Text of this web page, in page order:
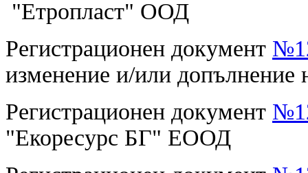
"Етропласт" ООД
Регистрационен документ
изменение и/или допълнение
Регистрационен документ
"Екоресурс БГ" ЕООД